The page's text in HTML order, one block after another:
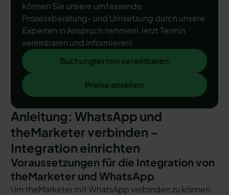
können Sie unsere umfassende
Prozessberatung- und Umsetzung durch unsere
Experten in Anspruch nehmen! Jetzt Termin
vereinbaren und informieren!
Buchungtermin vereinbaren
Buchungtermin vereinbaren
Preise ansehen
Preise ansehen
Anleitung: WhatsApp und
theMarketer verbinden –
Integration einrichten
Voraussetzungen für die Integration von
theMarketer und WhatsApp
Um theMarketer mit WhatsApp verbinden zu können,